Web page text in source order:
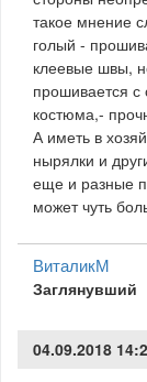
такое мнение
голый -
клеевые швы,
прошивается с
костюма,-
А иметь в
нырялки и
еще и разные
может чуть
ВиталикМ
Заглянувший
04.09.2018